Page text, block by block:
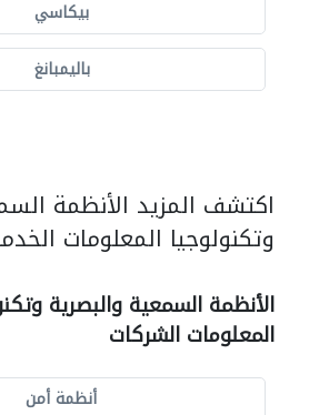
بيكاسي
باليمبانغ
اكتشف المزيد الأنظمة
وتكنولوجيا المعلومات
الأنظمة السمعية والبصرية
المعلومات الشركات
أنظمة أمن